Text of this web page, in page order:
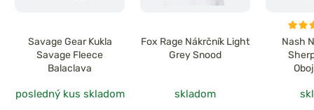
Savage Gear Kukla
Savage Fleece
Balaclava
posledný kus skladom
Fox Rage Nákrčník Light
Grey Snood
skladom
Nash